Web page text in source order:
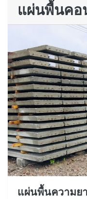
แผ่นพื้นคอ
แผ่นพื้นความย